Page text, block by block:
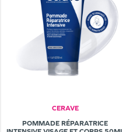
CERAVE
POMMADE RÉPARATRICE